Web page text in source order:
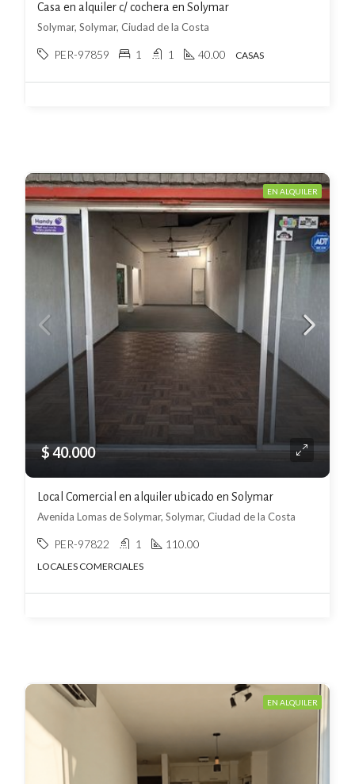
Casa en alquiler c/ cochera en Solymar
Solymar, Solymar, Ciudad de la Costa
PER-97859 1 1 40.00 CASAS
EN ALQUILER
$ 40.000
Local Comercial en alquiler ubicado en Solymar
Avenida Lomas de Solymar, Solymar, Ciudad de la Costa
PER-97822 1 110.00
LOCALES COMERCIALES
EN ALQUILER